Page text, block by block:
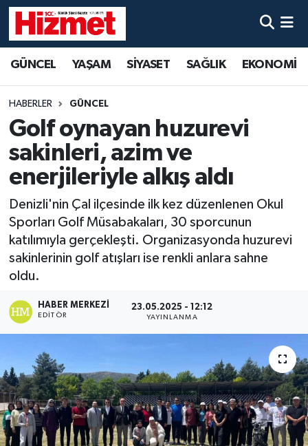
GÜNCEL YAŞAM SİYASET SAĞLIK EKONOMİ
HABERLER GÜNCEL
Golf oynayan huzurevi
sakinleri, azim ve
enerjileriyle alkış aldı
Denizli'nin Çal ilçesinde ilk kez düzenlenen Okul
Sporları Golf Müsabakaları, 30 sporcunun
katılımıyla gerçekleşti. Organizasyonda huzurevi
sakinlerinin golf atışları ise renkli anlara sahne
oldu.
HABER MERKEZI
EDITÖR
23.05.2025 - 12:12
YAYINLANMA
YAŞAM
SİYASET
SAĞLIK
EKONOMİ
KÜLTÜR SANAT
SPOR
ÖZEL HABER
DTO
RESMİ REKLAM
Denizli Hava Durumu
Denizli Trafik Yoğunluk Haritası
Süper Lig Puan Durumu ve Fikstür
Tüm Manşetler
Son Dakika Haberleri
Haber Arşivi